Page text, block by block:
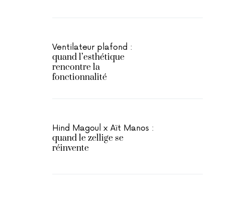
Ventilateur plafond :
quand l’esthétique
rencontre la
fonctionnalité
Hind Magoul x Aït Manos :
quand le zellige se
réinvente